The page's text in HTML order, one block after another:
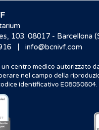
103. 08017 - Barcellona
| info@bcnivf.com
un centro medico autorizzato
nel campo della
identificativo E08050604.